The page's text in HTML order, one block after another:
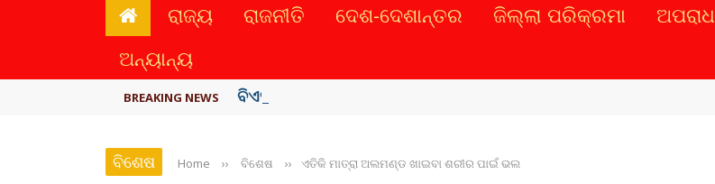
ରାଜ୍ୟ ରାଜନୀତି ଦେଶ-ଦେଶାନ୍ତର ଜିଲ୍ଲା ପରିକ୍ରମା ଅପରାଧ
ଅନ୍ୟାନ୍ୟ
BREAKING NEWS ବିଏସ୍‌ପିର ବିଧାୟକ ଉମା ଶଙ୍କର ସିଂହଙ୍କ ...
ବିଶେଷ Home ›› ବିଶେଷ ›› ଏତିକି ମାତ୍ରା ଅଲମଣ୍ଡ ଖାଇବା ଶରୀର ପାଇଁ ଭଲ